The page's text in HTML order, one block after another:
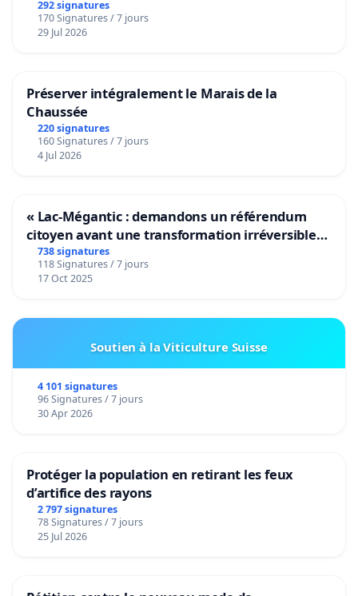
292 signatures
170 Signatures / 7 jours
29 Jul 2026
Préserver intégralement le Marais de la
Chaussée
220 signatures
160 Signatures / 7 jours
4 Jul 2026
« Lac-Mégantic : demandons un référendum
citoyen avant une transformation irréversible
de notre territoire »
738 signatures
118 Signatures / 7 jours
17 Oct 2025
Soutien à la Viticulture Suisse
4 101 signatures
96 Signatures / 7 jours
30 Apr 2026
Protéger la population en retirant les feux
d’artifice des rayons
2 797 signatures
78 Signatures / 7 jours
25 Jul 2026